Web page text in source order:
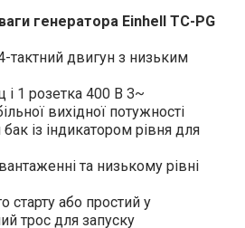
генератора Einhell TC-PG
тактний двигун з низьким
і 1 розетка 400 В 3~
вихідної потужності
із індикатором рівня для
та низькому рівні
старту або простий у
трос для запуску